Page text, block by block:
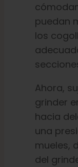
puedan
los
Ahora,
grinder
hacia
una
mueles,
del